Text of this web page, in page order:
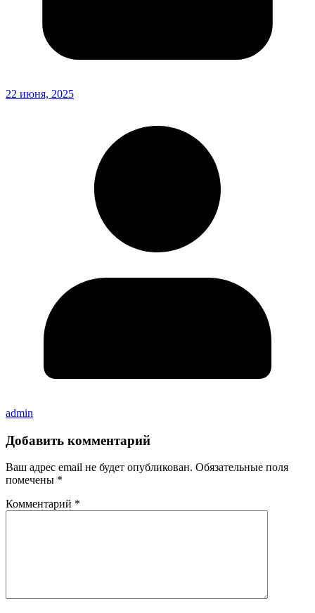
22 июня, 2025
admin
Добавить комментарий
Ваш адрес email не будет опубликован. Обязательные поля
помечены *
Комментарий *